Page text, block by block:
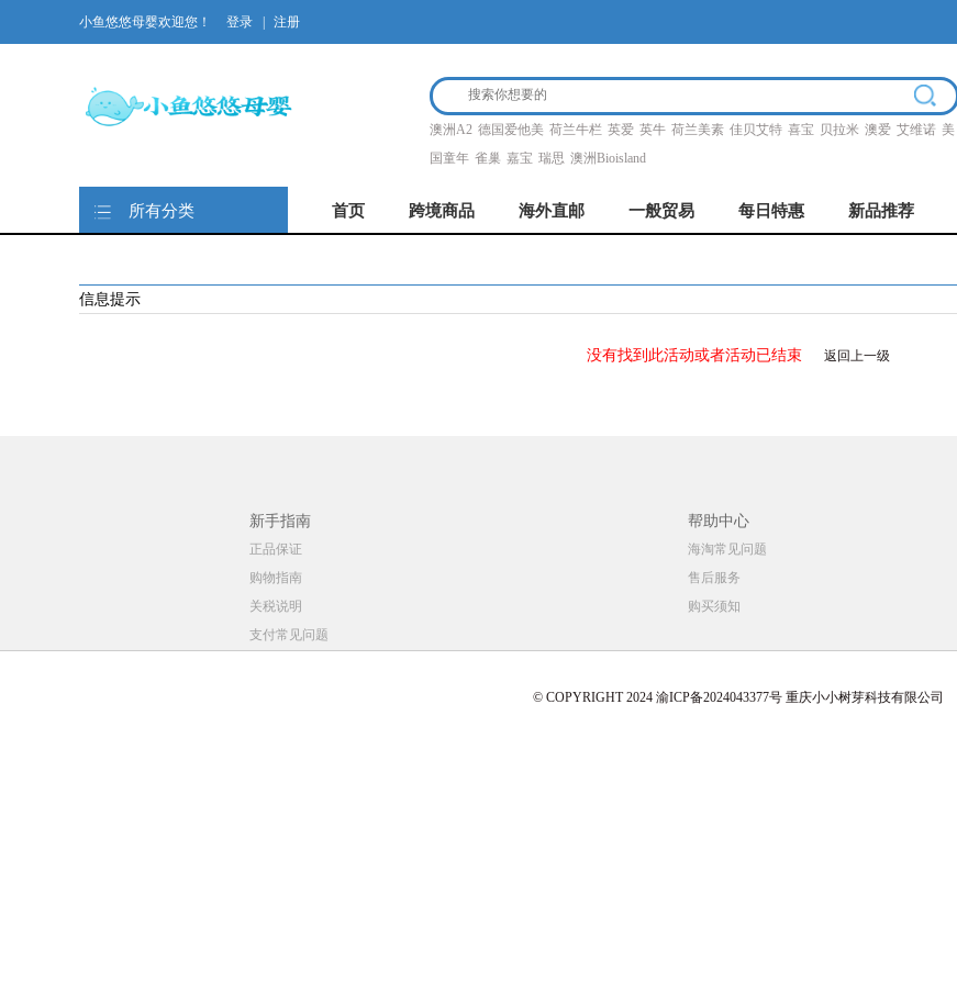
小鱼悠悠母婴欢迎您！ 登录 注册
澳洲A2 德国爱他美 荷兰牛栏 英爱 英牛 荷兰美素 佳贝艾特 喜宝 贝拉米 澳爱 艾维诺 美
国童年 雀巢 嘉宝 瑞思 澳洲Bioisland
所有分类 首页 跨境商品 海外直邮 一般贸易 每日特惠 新品推荐
信息提示
没有找到此活动或者活动已结束 返回上一级
新手指南
正品保证
购物指南
关税说明
支付常见问题
帮助中心
海淘常见问题
售后服务
购买须知
© COPYRIGHT 2024 渝ICP备2024043377号 重庆小小树芽科技有限公司